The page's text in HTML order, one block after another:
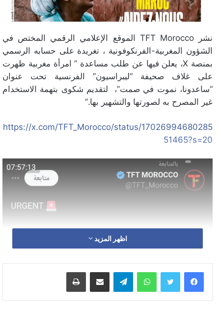
نشر TFT Morocco الموقع الإعلامي الرقمي المختص في
الشؤون المغربية-الفرنكوفونية ، تغريدة على حسابه الرسمي
بمنصة X، يعلن فيها عن طلب مساعدة ” امرأة مغربية ظهرت
على غلاف صحيفة “ليبراسيون” الفرنسية تحت عنوان
“ساعدونا، نموت في صمت”، لتقديم شكوى بتهمة الاستخدام
غير المصرح به لصورتها والتشهير بها.”
https://x.com/TFT_Morocco/status/17026994680285
51465?s=20
اظهر المزيد
واتساب تيلقرام مشاركة عبر البريد طباعة